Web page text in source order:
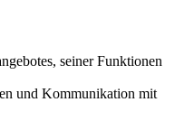
seiner Funktionen
und Kommunikation mit